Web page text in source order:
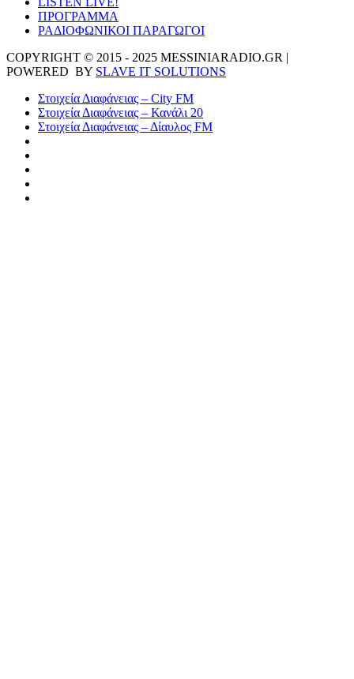
ΠΡΟΓΡΑΜΜΑ
ΡΑΔΙΟΦΩΝΙΚΟΙ ΠΑΡΑΓΩΓΟΙ
COPYRIGHT © 2015 - 2025 MESSINIARADIO.GR |
POWERED BY SLAVE IT SOLUTIONS
Στοιχεία Διαφάνειας – City FM
Στοιχεία Διαφάνειας – Κανάλι 20
Στοιχεία Διαφάνειας – Δίαυλος FM